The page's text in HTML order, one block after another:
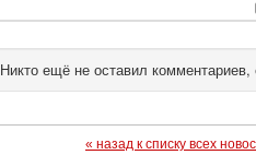
Никто ещё не оставил комментариев,
« назад к списку всех